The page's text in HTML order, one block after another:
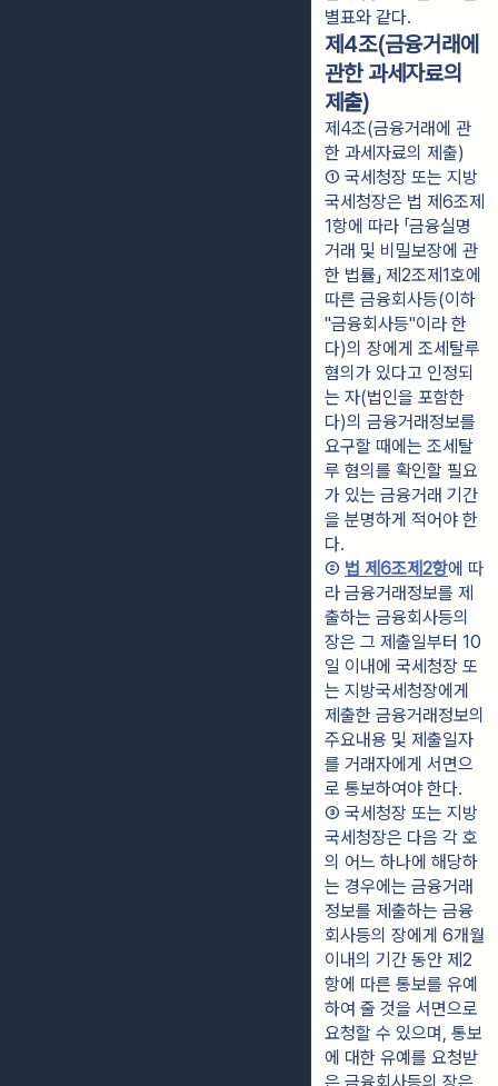
별표와 같다.
제4조(금융거래에
관한 과세자료의
제출)
제4조(금융거래에 관
한 과세자료의 제출)
① 국세청장 또는 지방
국세청장은 법 제6조제
1항에 따라 「금융실명
거래 및 비밀보장에 관
한 법률」 제2조제1호에
따른 금융회사등(이하
"금융회사등"이라 한
다)의 장에게 조세탈루
혐의가 있다고 인정되
는 자(법인을 포함한
다)의 금융거래정보를
요구할 때에는 조세탈
루 혐의를 확인할 필요
가 있는 금융거래 기간
을 분명하게 적어야 한
다.
② 법 제6조제2항에 따
라 금융거래정보를 제
출하는 금융회사등의
장은 그 제출일부터 10
일 이내에 국세청장 또
는 지방국세청장에게
제출한 금융거래정보의
주요내용 및 제출일자
를 거래자에게 서면으
로 통보하여야 한다.
③ 국세청장 또는 지방
국세청장은 다음 각 호
의 어느 하나에 해당하
는 경우에는 금융거래
정보를 제출하는 금융
회사등의 장에게 6개월
이내의 기간 동안 제2
항에 따른 통보를 유예
하여 줄 것을 서면으로
요청할 수 있으며, 통보
에 대한 유예를 요청받